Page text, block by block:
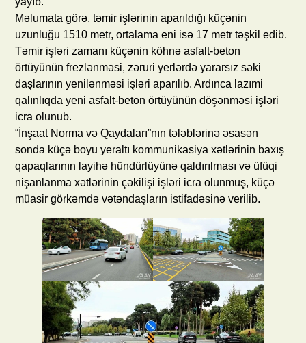
Məlumata görə, təmir işlərinin aparıldığı küçənin
uzunluğu 1510 metr, ortalama eni isə 17 metr təşkil edib.
Təmir işləri zamanı küçənin köhnə asfalt-beton
örtüyünün frezlənməsi, zəruri yerlərdə yararsız səki
daşlarının yenilənməsi işləri aparılıb. Ardınca lazımi
qalınlıqda yeni asfalt-beton örtüyünün döşənməsi işləri
icra olunub.
“İnşaat Norma və Qaydaları”nın tələblərinə əsasən
sonda küçə boyu yeraltı kommunikasiya xətlərinin baxış
qapaqlarının layihə hündürlüyünə qaldırılması və üfüqi
nişanlanma xətlərinin çəkilişi işləri icra olunmuş, küçə
müasir görkəmdə vətəndaşların istifadəsinə verilib.